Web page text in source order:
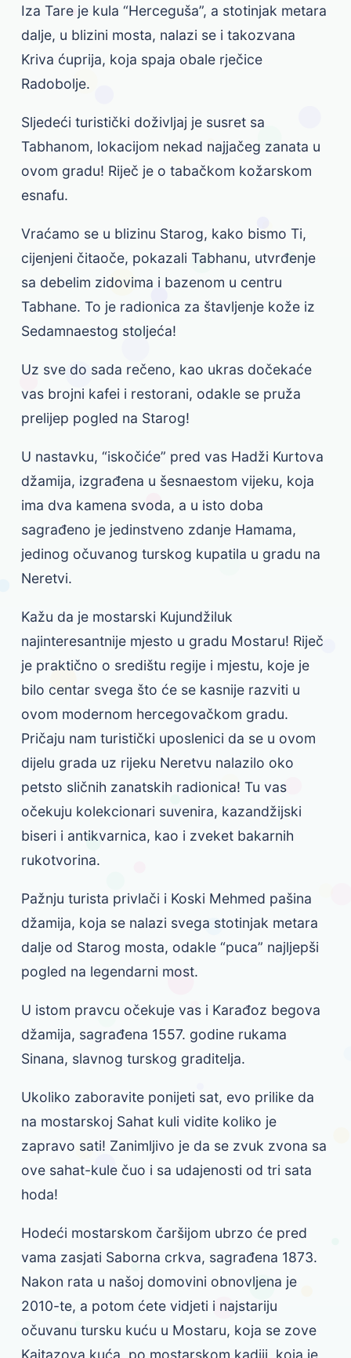
Iza Tare je kula “Herceguša”, a stotinjak metara
dalje, u blizini mosta, nalazi se i takozvana
Kriva ćuprija, koja spaja obale rječice
Radobolje.
Sljedeći turistički doživljaj je susret sa
Tabhanom, lokacijom nekad najjačeg zanata u
ovom gradu! Riječ je o tabačkom kožarskom
esnafu.
Vraćamo se u blizinu Starog, kako bismo Ti,
cijenjeni čitaoče, pokazali Tabhanu, utvrđenje
sa debelim zidovima i bazenom u centru
Tabhane. To je radionica za štavljenje kože iz
Sedamnaestog stoljeća!
Uz sve do sada rečeno, kao ukras dočekaće
vas brojni kafei i restorani, odakle se pruža
prelijep pogled na Starog!
U nastavku, “iskočiće” pred vas Hadži Kurtova
džamija, izgrađena u šesnaestom vijeku, koja
ima dva kamena svoda, a u isto doba
sagrađeno je jedinstveno zdanje Hamama,
jedinog očuvanog turskog kupatila u gradu na
Neretvi.
Kažu da je mostarski Kujundžiluk
najinteresantnije mjesto u gradu Mostaru! Riječ
je praktično o središtu regije i mjestu, koje je
bilo centar svega što će se kasnije razviti u
ovom modernom hercegovačkom gradu.
Pričaju nam turistički uposlenici da se u ovom
dijelu grada uz rijeku Neretvu nalazilo oko
petsto sličnih zanatskih radionica! Tu vas
očekuju kolekcionari suvenira, kazandžijski
biseri i antikvarnica, kao i zveket bakarnih
rukotvorina.
Pažnju turista privlači i Koski Mehmed pašina
džamija, koja se nalazi svega stotinjak metara
dalje od Starog mosta, odakle “puca” najljepši
pogled na legendarni most.
U istom pravcu očekuje vas i Karađoz begova
džamija, sagrađena 1557. godine rukama
Sinana, slavnog turskog graditelja.
Ukoliko zaboravite ponijeti sat, evo prilike da
na mostarskoj Sahat kuli vidite koliko je
zapravo sati! Zanimljivo je da se zvuk zvona sa
ove sahat-kule čuo i sa udajenosti od tri sata
hoda!
Hodeći mostarskom čaršijom ubrzo će pred
vama zasjati Saborna crkva, sagrađena 1873.
Nakon rata u našoj domovini obnovljena je
2010-te, a potom ćete vidjeti i najstariju
očuvanu tursku kuću u Mostaru, koja se zove
Kajtazova kuća, po mostarskom kadiji, koja je